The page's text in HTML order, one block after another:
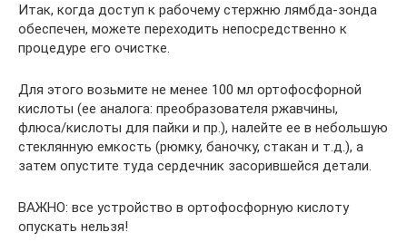
Итак, когда доступ к рабочему стержню лямбда-зонда
обеспечен, можете переходить непосредственно к
процедуре его очистке.
Для этого возьмите не менее 100 мл ортофосфорной
кислоты (ее аналога: преобразователя ржавчины,
флюса/кислоты для пайки и пр.), налейте ее в небольшую
стеклянную емкость (рюмку, баночку, стакан и т.д.), а
затем опустите туда сердечник засорившейся детали.
ВАЖНО: все устройство в ортофосфорную кислоту
опускать нельзя!